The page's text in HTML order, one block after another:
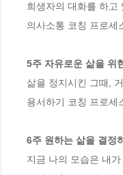
희생자의 대화를 하고
의사소통 코칭 프로세
5주 자유로운 삶을 위
삶을 정지시킨 그때,
용서하기 코칭 프로세
6주 원하는 삶을 결정
지금 나의 모습은 내